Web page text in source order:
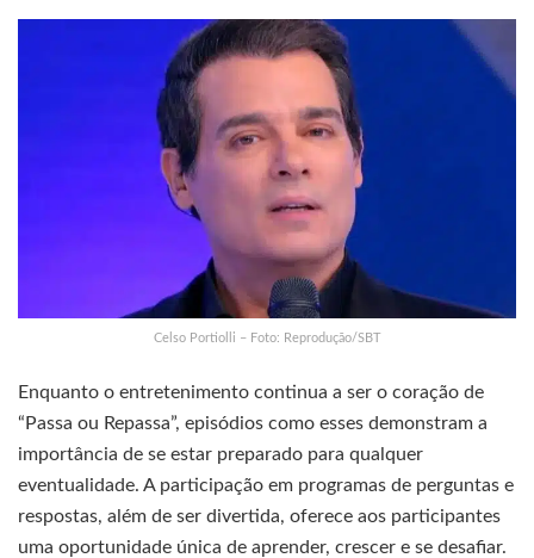
Celso Portiolli – Foto: Reprodução/SBT
Enquanto o entretenimento continua a ser o coração de
“Passa ou Repassa”, episódios como esses demonstram a
importância de se estar preparado para qualquer
eventualidade. A participação em programas de perguntas e
respostas, além de ser divertida, oferece aos participantes
uma oportunidade única de aprender, crescer e se desafiar.